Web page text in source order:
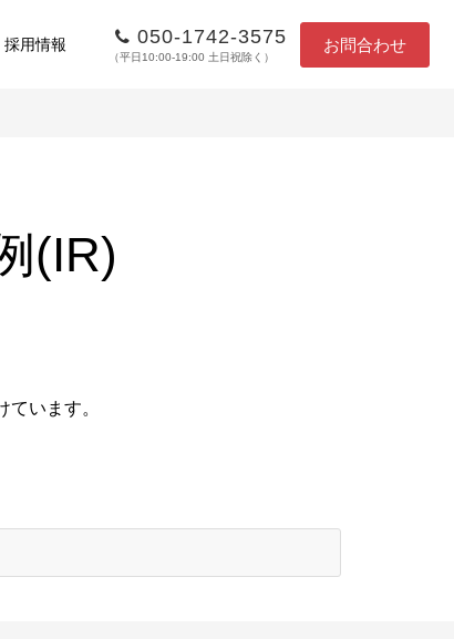
採用情報 050-1742-3575
（平日10:00-19:00 土日祝除く）
お問合わせ
(IR)
います。